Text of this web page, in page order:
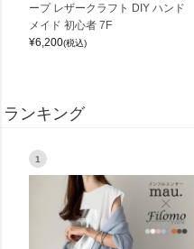
ープ レザークラフト DIY ハンド
メイド 初心者 7F
¥6,200(税込)
ランキング
1